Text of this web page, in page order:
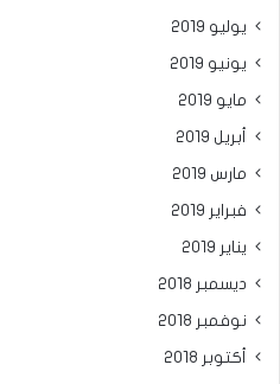
يوليو 2019
يونيو 2019
مايو 2019
أبريل 2019
مارس 2019
فبراير 2019
يناير 2019
ديسمبر 2018
نوفمبر 2018
أكتوبر 2018